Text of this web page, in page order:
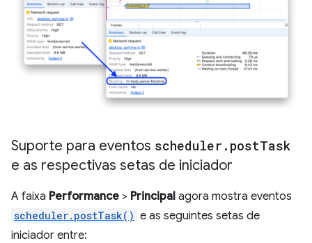
Suporte para eventos scheduler . postTask
e as respectivas setas de iniciador
A faixa Performance > Principal agora mostra eventos
scheduler.postTask() e as seguintes setas de
iniciador entre: